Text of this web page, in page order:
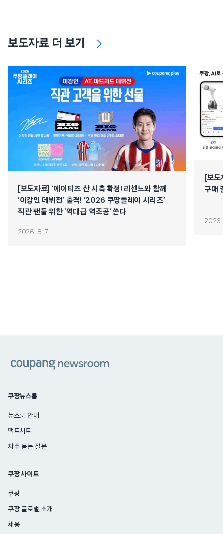
보도자료 더 보기
[보도자료] ‘에이티즈 산 시축 확정! 리센느와 함께
‘이강인 데뷔전’ 출격! ‘2026 쿠팡플레이 시리즈’
직관 팬들 위한 ‘역대급 역조공’ 쏜다
2026. 8. 7.
[보
구매
2026.
쿠팡뉴스룸
뉴스룸 안내
팩트시트
자주 묻는 질문
쿠팡 사이트
쿠팡
쿠팡 글로벌 소개
채용